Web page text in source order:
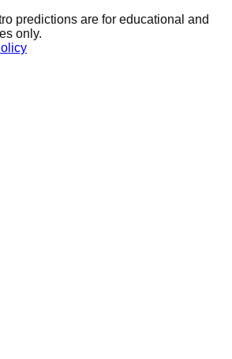
predictions are for educational and
only.